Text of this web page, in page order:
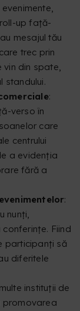
up față-
mesajul tău
trec prin
vin din spate,
standului.
:
verso în
care
centrului
a evidenția
fără a
:
nunți,
Fiind
participanți să
diferitele
instituții de
promovarea